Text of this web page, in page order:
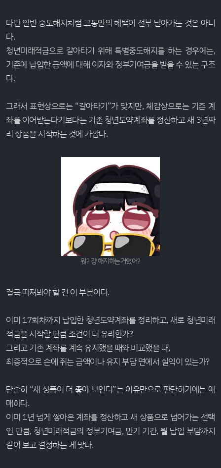
다만 일반 중도해지처럼 그동안의 혜택이 전부 날아가는 것은 아니
다.
청년미래적금으로 갈아타기 위해 특별중도해지를 하는 경우에는,
기존에 납입한 금액에 대해 이자와 정부기여금을 받을 수 있는 구조
다.
그래서 표현상으로는 “갈아타기”가 맞지만, 체감상으로는 기존 계
좌를 이어받는다기보다는 기존 청년도약계좌를 정산하고 새 3년짜
리 상품을 시작하는 것에 가깝다.
뭣? 걍 해지하는거였어?
결국 따져봐야 할 건 이 부분이다.
이미 17회차까지 납입한 청년도약계좌를 정리하고, 새로 청년미래
적금을 시작할 만큼 조건이 더 유리한가?
그리고 기존 계좌를 계속 유지했을 때와 비교했을 때,
최종적으로 손에 쥐는 금액이나 유지 부담 면에서 실익이 있는가?
단순히 “새 상품이 더 좋아 보인다”는 이유만으로 판단하기에는 애
매하다.
이미 1년 넘게 쌓아온 계좌를 정산하고 새 상품으로 넘어가는 선택
인 만큼, 청년미래적금의 정부기여금, 만기 기간, 월 납입 부담까지
같이 보고 결정하는 게 맞다.